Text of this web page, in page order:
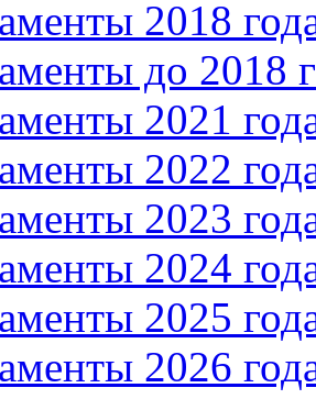
2018
до 2018
2021
2022
2023
2024
2025
2026